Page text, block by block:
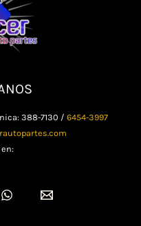
388-7130 / 6454-3997